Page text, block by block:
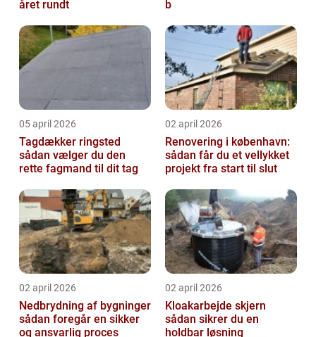
året rundt
b
05 april 2026
Tagdækker ringsted
sådan vælger du den
rette fagmand til dit tag
02 april 2026
Renovering i københavn:
sådan får du et vellykket
projekt fra start til slut
02 april 2026
Nedbrydning af bygninger
sådan foregår en sikker
og ansvarlig proces
02 april 2026
Kloakarbejde skjern
sådan sikrer du en
holdbar løsning